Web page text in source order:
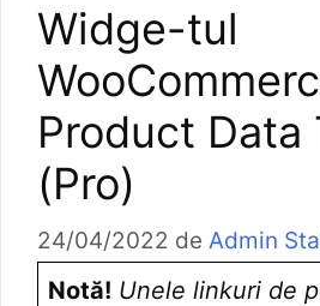
Widge-tul
Product Data
(Pro)
24/04/2022 de Admin
Notă! Unele linkuri de